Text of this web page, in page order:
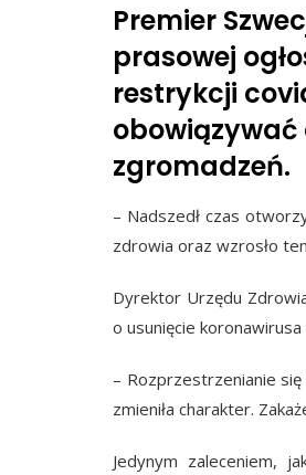
Premier
prasowej
restrykcji
zgromadzeń.
– Nadszedł czas
zdrowia oraz wzrosło
Dyrektor Urzędu
o usunięcie
– Rozprzestrzenianie
zmieniła charakter.
Jedynym zaleceniem,